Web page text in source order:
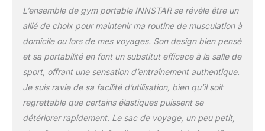
professionnelle : bande
qualité pour les exercices
intensifs. Bande de
résistance en latex
naturel avec barre
d'entraînement de 96,5
cm, 2 bandes squat de
53,3 cm + 2 bandes
Deadlift de 31,8 cm pour
L’ensemble de gym portable INNSTAR se révèle être un
allié de choix pour maintenir ma routine de musculation à
domicile ou lors de mes voyages. Son design bien pensé
et sa portabilité en font un substitut efficace à la salle de
sport, offrant une sensation d’entraînement authentique.
Je suis ravie de sa facilité d’utilisation, bien qu’il soit
regrettable que certains élastiques puissent se
détériorer rapidement. Le sac de voyage, un peu petit,